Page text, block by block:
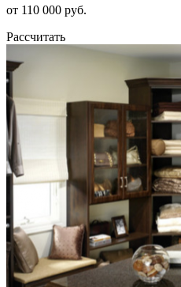
от 110 000 руб.
Рассчитать